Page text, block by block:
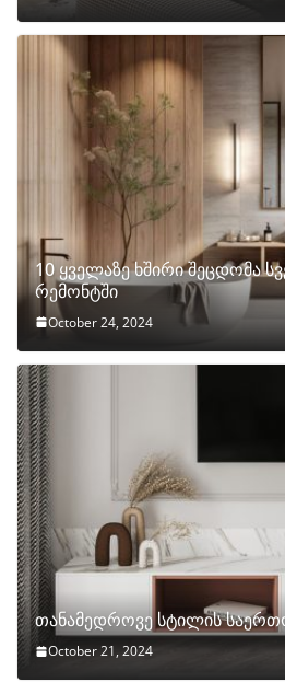
10 ყველაზე ხშირი შეცდომა
რემონტში
October 24, 2024
თანამედროვე სტილის
October 21, 2024